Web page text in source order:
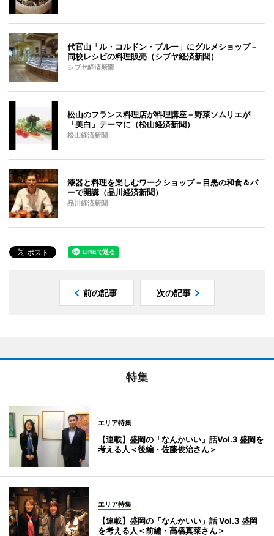
代官山「ル・コルドン・ブルー」にグルメショップ－
同校レシピの料理販売（シブヤ経済新聞）
シブヤ経済新聞
松山のフランス料理店が料理講座－野菜ソムリエが
「美白」テーマに（松山経済新聞）
松山経済新聞
漆器と料理を楽しむワークショップ－目黒の和食＆バ
ーで開講（品川経済新聞）
品川経済新聞
前の記事 次の記事
特集
エリア特集
【連載】盛岡の「なんかいい」話Vol.3 盛岡を
考える人＜後編・佐藤俊治さん＞
エリア特集
【連載】盛岡の「なんかいい」話 Vol.3 盛岡
を考える人＜前編・高橋真菜さん＞